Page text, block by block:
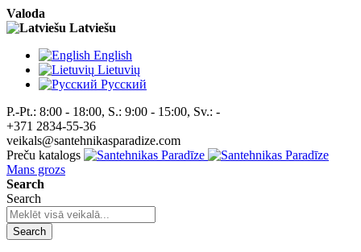
Valoda
Latviešu
English
Lietuvių
Pусский
P.-Pt.: 8:00 - 18:00, S.: 9:00 - 15:00, Sv.: -
+371 2834-55-36
veikals@santehnikasparadize.com
Preču katalogs
Mans grozs
Search
Search
Search